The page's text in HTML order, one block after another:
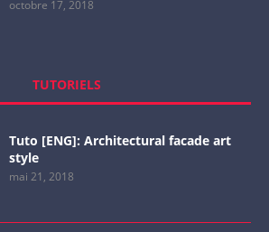
octobre 17, 2018
TUTORIELS
Tuto [ENG]: Architectural facade art
style
mai 21, 2018